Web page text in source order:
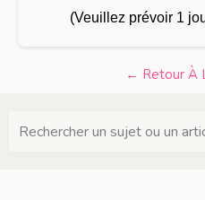
(Veuillez prévoir 1
← Retour À
Rechercher un sujet ou un